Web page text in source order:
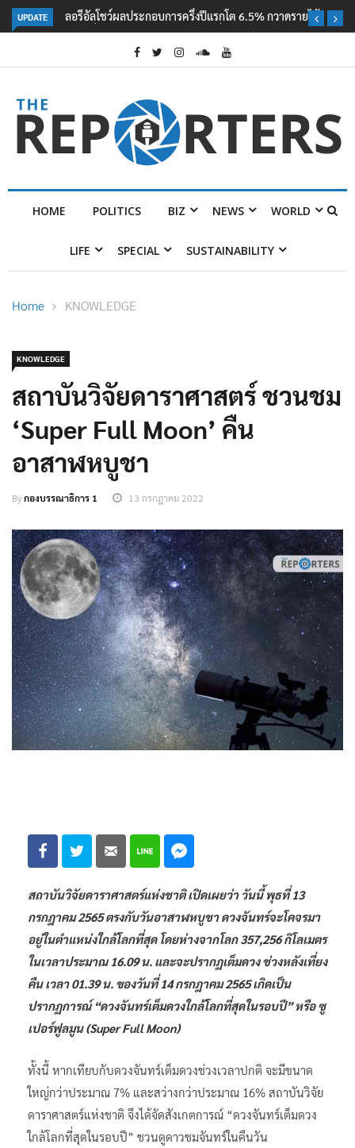
UPDATE
ลอรีอัลโชว์ผลประกอบการครึ่งปีแรกโต 6.5% กวาดรายได้ 2.3 หมื่นล้านยูโร
คว้าไลเซนส์ ‘กุชชี่’ 50 ปี พร้อมส่ง 4 แบรนด์ใหม่บุกตลาดไทย
POLITICS BIZ NEWS WORLD
KNOWLEDGE
สถาบันวิจัยดาราศาสตร์ ชวนชม
‘Super Full Moon’ คืน
อาสาฬหบูชา
Byกองบรรณาธิการ 1 13 กรกฎาคม 2022
สถาบันวิจัยดาราศาสตร์แห่งชาติ เปิดเผยว่า วันนี้ พุธที่ 13
กรกฎาคม 2565 ตรงกับวันอาสาฬหบูชา ดวงจันทร์จะโคจรมา
อยู่ในตำแหน่งใกล้โลกที่สุด โดยห่างจากโลก 357,256 กิโลเมตร
ในเวลาประมาณ 16.09 น. และจะปรากฏเต็มดวง ช่วงหลังเที่ยง
คืน เวลา 01.39 น. ของวันที่ 14 กรกฎาคม 2565 เกิดเป็น
ปรากฏการณ์ “ดวงจันทร์เต็มดวงใกล้โลกที่สุดในรอบปี” หรือ ซู
เปอร์ฟูลมูน (Super Full Moon)
ทั้งนี้ หากเทียบกับดวงจันทร์เต็มดวงช่วงเวลาปกติ จะมีขนาด
ใหญ่กว่าประมาณ 7% และสว่างกว่าประมาณ 16% สถาบันวิจัย